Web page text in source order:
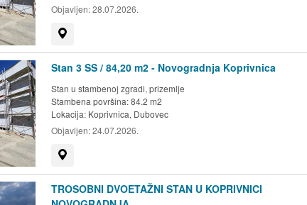
Objavljen:28.07.2026.
Stan 3 SS / 84,20 m2 - Novogradnja Koprivnica
Stan u stambenoj zgradi, prizemlje
Stambena površina: 84.2 m2
Lokacija: Koprivnica, Dubovec
Objavljen:24.07.2026.
TROSOBNI DVOETAŽNI STAN U KOPRIVNICI